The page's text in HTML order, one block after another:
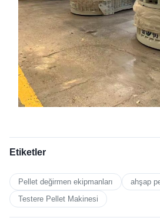
Etiketler
Pellet değirmen ekipmanları
ahşap
Testere Pellet Makinesi